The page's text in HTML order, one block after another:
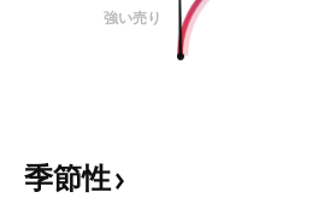
強い売り
季節性